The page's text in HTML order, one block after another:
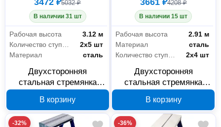
5032 ₽
В наличии 31 шт
Рабочая высота
3.12 м
2х5 шт
Материал
сталь
Двухсторонняя
стальная стремянка
В корзину
4208 ₽
В наличии 15 шт
Рабочая высота
2.91 м
Материал
сталь
2х4 шт
Двухсторонняя
стальная стремянка
В корзину
-32% -36%